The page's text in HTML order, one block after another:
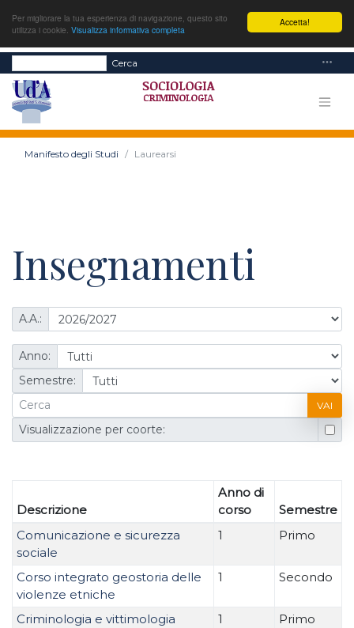
Accetta!
Per migliorare la tua esperienza di navigazione, questo sito
utilizza i cookie. Visualizza informativa completa
Cerca
Manifesto degli Studi Laurearsi
Insegnamenti
A.A.:
Anno:
Semestre:
VAI
Visualizzazione per coorte:
Descrizione
Anno di
corso
Semestre
Comunicazione e sicurezza
sociale
1 Primo
Corso integrato geostoria delle
violenze etniche
1 Secondo
Criminologia e vittimologia 1
Primo